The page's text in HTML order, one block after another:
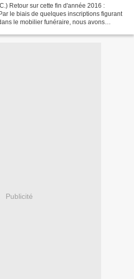
Retour sur cette fin d'année 2016 :
le biais de quelques inscriptions figurant
le mobilier funéraire, nous avons
Publicité